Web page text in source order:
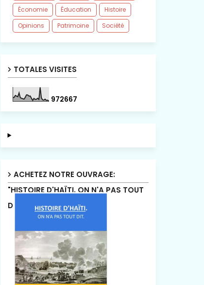
Économie
Éducation
Histoire
Opinions
Patrimoine Société
TOTALES VISITES
972667
ACHETEZ NOTRE OUVRAGE:
"HISTOIRE D'HAÏTI. ON N'A PAS TOUT
DIT"!.